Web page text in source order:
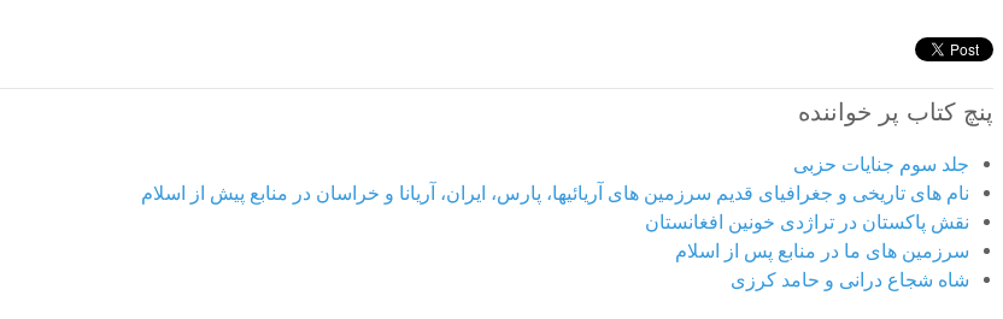
پنچ کتاب پر خواننده
جلد سوم جنایات حزبی
نام های تاریخی و جغرافیای قدیم سرزمین های آریائیها، پارس، ایران، آریانا و خراسان در منابع پیش از اسلام
نقش پاکستان در تراژدی خونین افغانستان
سرزمین های ما در منابع پس از اسلام
شاه شجاع درانی و حامد کرزی